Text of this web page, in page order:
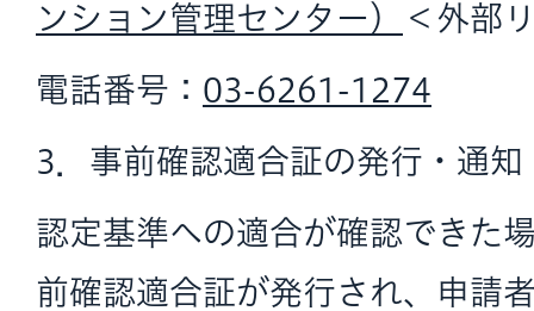
ンション管理センター）
＜外部
電話番号： 03-6261-1274
3．事前確認適合証の発行・通
認定基準への適合が確認できた
前確認適合証が発行され、申請